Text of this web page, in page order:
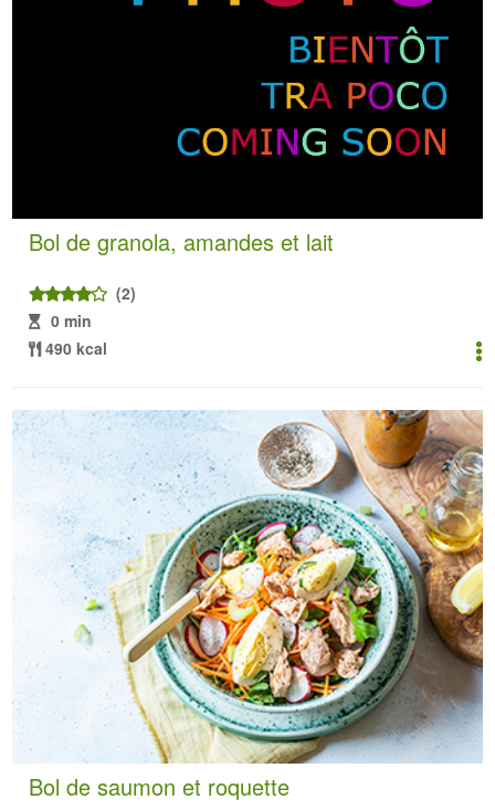
Bol de granola, amandes et lait
(2)
0 min
490 kcal
Bol de saumon et roquette